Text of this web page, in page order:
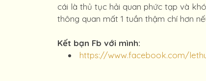
cái là thủ tục hải quan phức tạp và
thông quan mất 1 tuần thậm chí hơn
Kết bạn Fb với mình:
https://www.facebook.com/